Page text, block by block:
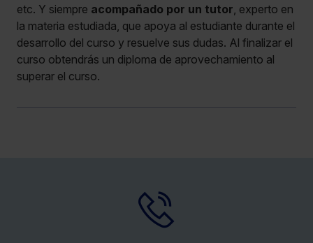
etc. Y siempre acompañado por un tutor , experto en
la materia estudiada, que apoya al estudiante durante el
desarrollo del curso y resuelve sus dudas. Al finalizar el
curso obtendrás un diploma de aprovechamiento al
superar el curso.